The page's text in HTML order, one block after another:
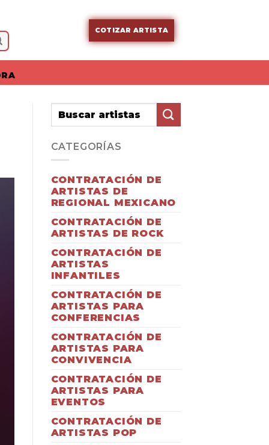
COTIZAR ARTISTA
CATEGORÍAS
CONTRATACIÓN DE
ARTISTAS DE
REGIONAL MEXICANO
CONTRATACIÓN DE
ARTISTAS DE ROCK
CONTRATACIÓN DE
ARTISTAS
INFANTILES
CONTRATACIÓN DE
ARTISTAS PARA
CONFERENCIAS
CONTRATACIÓN DE
ARTISTAS PARA
CONVIVENCIA
CONTRATACIÓN DE
ARTISTAS PARA
EVENTOS
CONTRATACIÓN DE
ARTISTAS POP